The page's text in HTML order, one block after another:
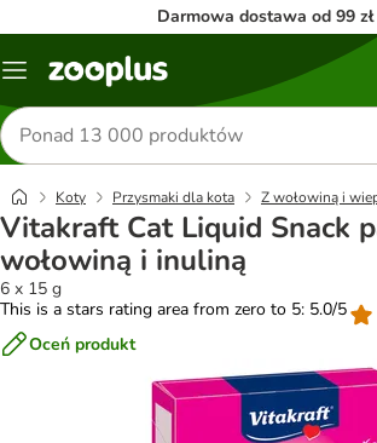
Darmowa dostawa od 99 zł
Menu
Szukaj
produktów
Koty Przysmaki dla kota Z wołowiną i
Vitakraft Cat Liquid Snack
wołowiną i inuliną
6 x 15 g
This is a stars rating area from zero to 5: 5.0/5
Oceń produkt